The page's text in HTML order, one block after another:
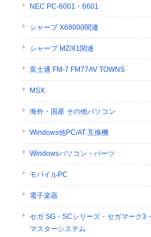
NEC PC-6001・6601
シャープ X68000関連
シャープ MZ/X1関連
富士通 FM-7 FM77AV TOWNS
MSX
海外・国産 その他パソコン
Windows他PC/AT 互換機
Windowsパソコン・パーツ
モバイルPC
電子楽器
セガ SG・SCシリーズ・セガマーク3・
マスターシステム